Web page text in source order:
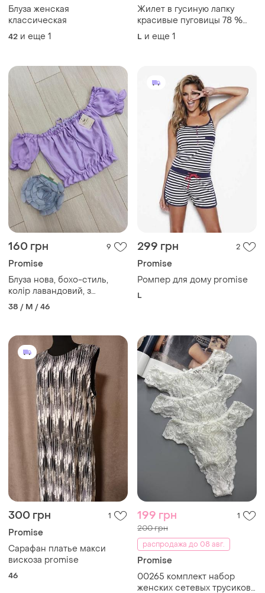
Блуза женская
классическая
42 и еще 1
Жилет в гусиную лапку
красивые пуговицы 78 %
шерсть размер xl
L и еще 1
160 грн 9
Promise
Блуза нова, бохо-стиль,
колір лавандовий, з
відкритими плечима,
promise fashion
38 / M / 46
299 грн 2
Promise
Ромпер для дому promise
L
300 грн 1
Promise
Сарафан платье макси
вискоза promise
46
199 грн 1
200 грн
распродажа до 08 авг.
Promise
00265 комплект набор
женских сетевых трусиков